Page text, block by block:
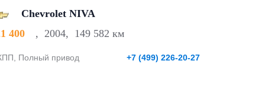
Chevrolet NIVA
400
, 2004, 149 582 км
Полный привод +7 (499) 226-20-27